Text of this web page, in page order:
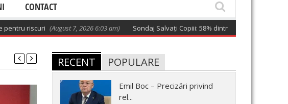
CONTACT
7, 2026 6:03 am) Sondaj Salvați Copiii: 58% dintre copiii cu părinți la muncă în
RECENT POPULARE
Emil Boc – Precizări privind
rel...